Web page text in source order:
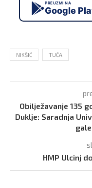
PREUZMI NA
Google
NIKŠIĆ TUČA
Obilježavanje 135
Duklje: Saradnja
HMP Ulcinj